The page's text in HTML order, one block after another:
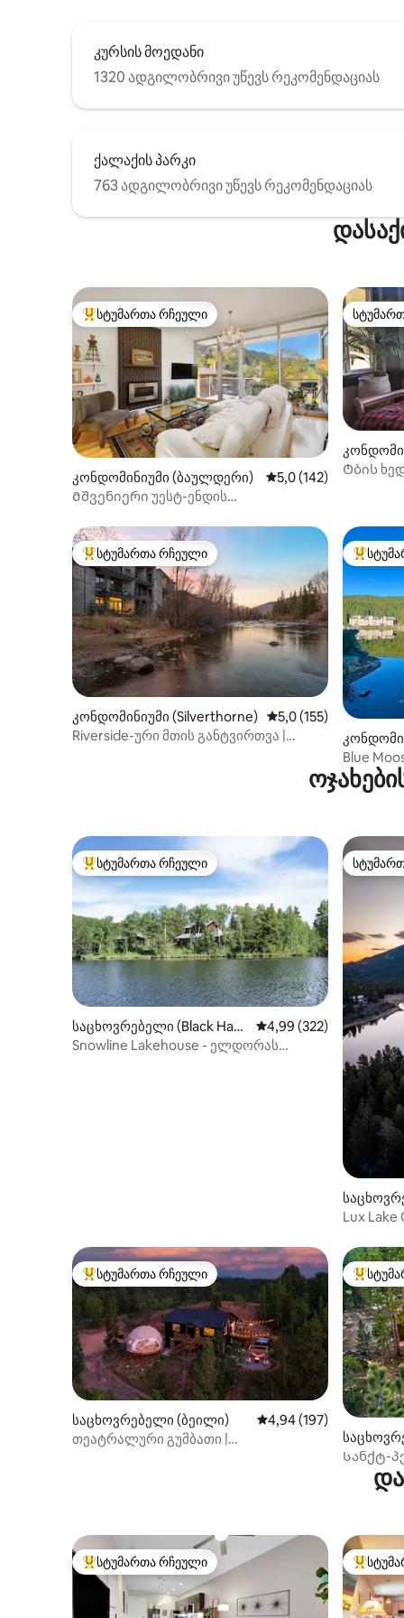
კურსის მოედანი
1320 ადგილობრივი უწევს რეკომენდაციას
ქალაქის პარკი
763 ადგილობრივი უწევს რეკომენდაციას
სტუმართა რჩეული მოწინავე ვარიანტი
სტუმართა რჩეული
კონდომინიუმი (ბაულდერი) საშუალო შეფასებაა
5,0 (142)
Მშვენიერი უესტ-ენდის
ხედებით!
s)
Ტბის
სტუმართა რჩეული მოწინავე ვარიანტი
სტუმართა რჩეული
კონდომინიუმი (Silverthorne) საშუალო შეფასებაა
5,0 (155)
Riverside-ური მთის განტვირთვა |
gs)
Blue
სტუმართა რჩეული მოწინავე ვარიანტი
სტუმართა რჩეული
საცხოვრებელი (Black Haw
k)
საშუალო შეფასებაა
4,99 (322)
Snowline Lakehouse - ელდორას
k)
Lux Lake
სტუმართა რჩეული მოწინავე ვარიანტი
სტუმართა რჩეული
საცხოვრებელი (ბეილი) საშუალო შეფასებაა
4,94 (197)
თეატრალური გუმბათი |
Სანქტ-
ლუქს-
სტუმართა რჩეული მოწინავე ვარიანტი
სტუმართა რჩეული